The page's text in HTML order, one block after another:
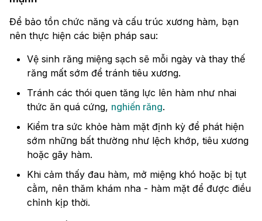
Để bảo tồn chức năng và cấu trúc xương hàm, bạn
nên thực hiện các biện pháp sau:
Vệ sinh răng miệng sạch sẽ mỗi ngày và thay thế
răng mất sớm để tránh tiêu xương.
Tránh các thói quen tăng lực lên hàm như nhai
thức ăn quá cứng, nghiến răng.
Kiểm tra sức khỏe hàm mặt định kỳ để phát hiện
sớm những bất thường như lệch khớp, tiêu xương
hoặc gãy hàm.
Khi cảm thấy đau hàm, mở miệng khó hoặc bị tụt
cằm, nên thăm khám nha - hàm mặt để được điều
chỉnh kịp thời.